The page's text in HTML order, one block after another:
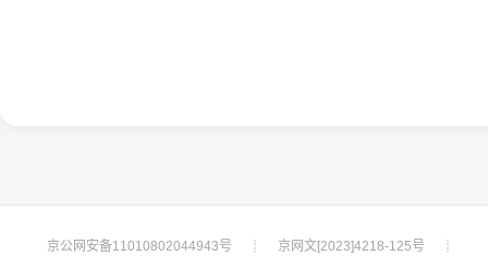
京公网安备11010802044943号 ┊ 京网文[2023]4218-125号
┊